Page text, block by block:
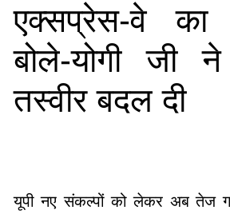
एक्सप्रेस-वे का
बोले-योगी जी
तस्वीर बदल दी
यूपी नए संकल्पों को लेकर अब तेज